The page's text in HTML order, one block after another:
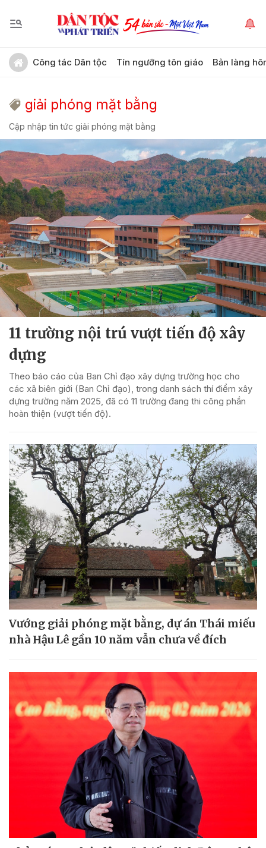
Công tác Dân tộc Tín ngưỡng tôn giáo Bản làng
giải phóng mặt bằng
Cập nhập tin tức giải phóng mặt bằng
11 trường nội trú vượt tiến độ xây
dựng
Theo báo cáo của Ban Chỉ đạo xây dựng trường học cho
các xã biên giới (Ban Chỉ đạo), trong danh sách thí điểm xây
dựng trường năm 2025, đã có 11 trường đang thi công phần
hoàn thiện (vượt tiến độ).
Vướng giải phóng mặt bằng, dự án Thái miếu
nhà Hậu Lê gần 10 năm vẫn chưa về đích